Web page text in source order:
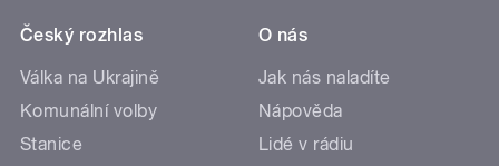
Český rozhlas
Válka na Ukrajině
Komunální volby
Stanice
O nás
Jak nás naladíte
Nápověda
Lidé v rádiu